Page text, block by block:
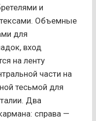
и
Объемные
для
вход
на ленту
части на
тесьмой для
Два
справа —